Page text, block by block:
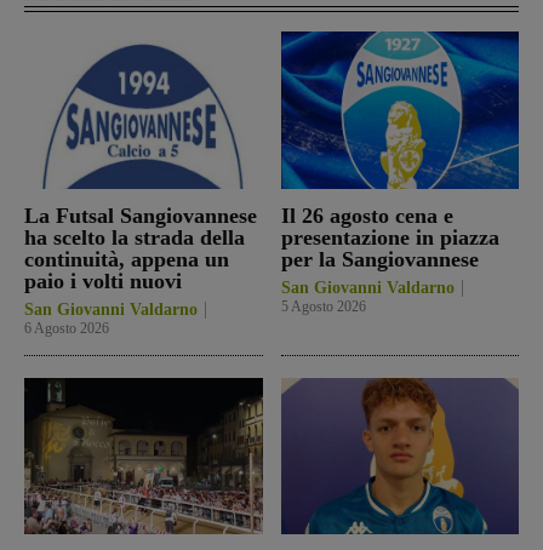
La Futsal Sangiovannese
ha scelto la strada della
continuità, appena un
paio i volti nuovi
San Giovanni Valdarno
6 Agosto 2026
Il 26 agosto cena e
presentazione in piazza
per la Sangiovannese
San Giovanni Valdarno
5 Agosto 2026